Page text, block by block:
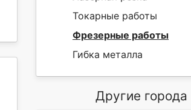
Токарные работы
Фрезерные работы
Гибка металла
Другие города